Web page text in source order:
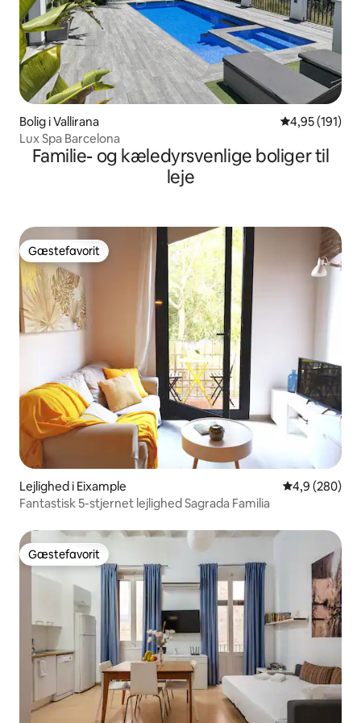
Bolig i Vallirana 4,95 ud af 5 i
4,95 (191)
Lux Spa Barcelona
Familie- og kæledyrsvenlige boliger til
leje
Gæstefavorit
Gæstefavorit
Lejlighed i Eixample 4,9 ud af 5 i
4,9 (280)
Fantastisk 5-stjernet lejlighed Sagrada Familia
Gæstefavorit
Gæstefavorit